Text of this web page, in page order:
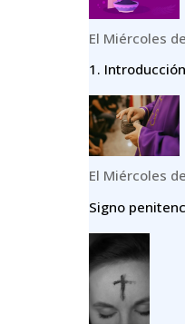
El Miércoles
1.⁠
El Miércoles
Signo